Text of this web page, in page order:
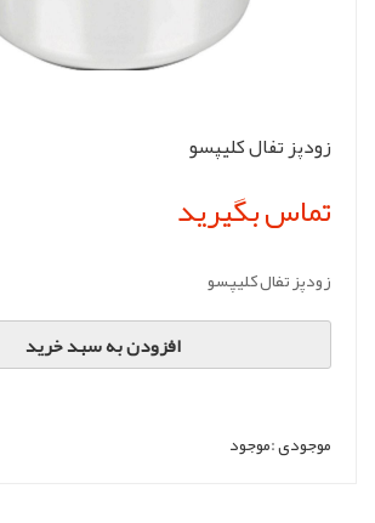
زودپز تفال کلیپسو
تماس بگیرید
زودپز تفال کلیپسو
افزودن به سبد خرید
موجودی :موجود